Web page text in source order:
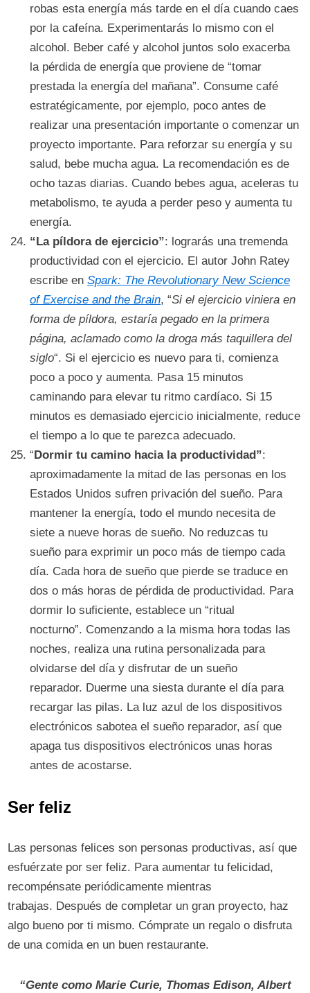
robas esta energía más tarde en el día cuando caes
por la cafeína. Experimentarás lo mismo con el
alcohol. Beber café y alcohol juntos solo exacerba
la pérdida de energía que proviene de “tomar
prestada la energía del mañana”. Consume café
estratégicamente, por ejemplo, poco antes de
realizar una presentación importante o comenzar un
proyecto importante. Para reforzar su energía y su
salud, bebe mucha agua. La recomendación es de
ocho tazas diarias. Cuando bebes agua, aceleras tu
metabolismo, te ayuda a perder peso y aumenta tu
energía.
“La píldora de ejercicio”: lograrás una tremenda
productividad con el ejercicio. El autor John Ratey
escribe enSpark: The Revolutionary New Science
of Exercise and the Brain, “Si el ejercicio viniera en
forma de píldora, estaría pegado en la primera
página, aclamado como la droga más taquillera del
siglo“. Si el ejercicio es nuevo para ti, comienza
poco a poco y aumenta. Pasa 15 minutos
caminando para elevar tu ritmo cardíaco. Si 15
minutos es demasiado ejercicio inicialmente, reduce
el tiempo a lo que te parezca adecuado.
“ Dormir tu camino hacia la productividad”:
aproximadamente la mitad de las personas en los
Estados Unidos sufren privación del sueño. Para
mantener la energía, todo el mundo necesita de
siete a nueve horas de sueño. No reduzcas tu
sueño para exprimir un poco más de tiempo cada
día. Cada hora de sueño que pierde se traduce en
dos o más horas de pérdida de productividad. Para
dormir lo suficiente, establece un “ritual
nocturno”. Comenzando a la misma hora todas las
noches, realiza una rutina personalizada para
olvidarse del día y disfrutar de un sueño
reparador. Duerme una siesta durante el día para
recargar las pilas. La luz azul de los dispositivos
electrónicos sabotea el sueño reparador, así que
apaga tus dispositivos electrónicos unas horas
antes de acostarse.
Ser feliz
Las personas felices son personas productivas, así que
esfuérzate por ser feliz. Para aumentar tu felicidad,
recompénsate periódicamente mientras
trabajas. Después de completar un gran proyecto, haz
algo bueno por ti mismo. Cómprate un regalo o disfruta
de una comida en un buen restaurante.
“Gente como Marie Curie, Thomas Edison, Albert